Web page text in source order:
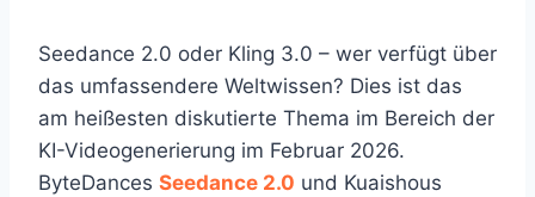
Seedance 2.0 oder Kling 3.0 – wer verfügt über
das umfassendere Weltwissen? Dies ist das
am heißesten diskutierte Thema im Bereich der
KI-Videogenerierung im Februar 2026.
ByteDances Seedance 2.0 und Kuaishous